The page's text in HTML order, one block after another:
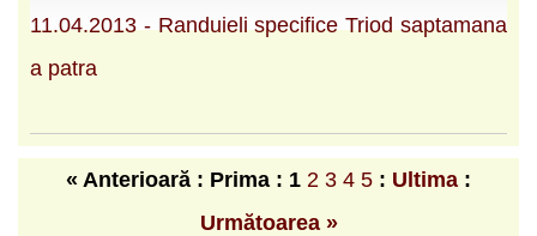
11.04.2013 - Randuieli specifice Triod saptamana
a patra
« Anterioară : Prima : 1 2 3 4 5 : Ultima :
Următoarea »